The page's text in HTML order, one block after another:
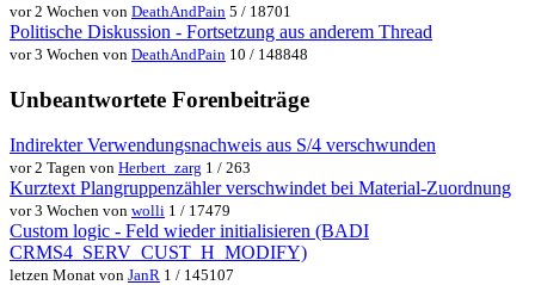
vor 2 Wochen von DeathAndPain 5 / 18701
Politische Diskussion - Fortsetzung aus anderem Thread
vor 3 Wochen von DeathAndPain 10 / 148848
Unbeantwortete Forenbeiträge
Indirekter Verwendungsnachweis aus S/4 verschwunden
vor 2 Tagen von Herbert_zarg 1 / 263
Kurztext Plangruppenzähler verschwindet bei Material-Zuordnung
vor 3 Wochen von wolli 1 / 17479
Custom logic - Feld wieder initialisieren (BADI
CRMS4_SERV_CUST_H_MODIFY)
letzen Monat von JanR 1 / 145107